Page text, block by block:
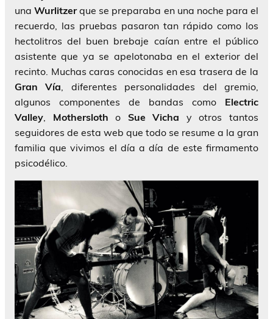
unaWurlitzerque se preparaba en una noche para el
recuerdo, las pruebas pasaron tan rápido como los
hectolitros del buen brebaje caían entre el público
asistente que ya se apelotonaba en el exterior del
recinto. Muchas caras conocidas en esa trasera de la
Gran Vía, diferentes personalidades del gremio,
algunos componentes de bandas como Electric
Valley, Mothersloth o Sue Vicha y otros tantos
seguidores de esta web que todo se resume a la gran
familia que vivimos el día a día de este firmamento
psicodélico.